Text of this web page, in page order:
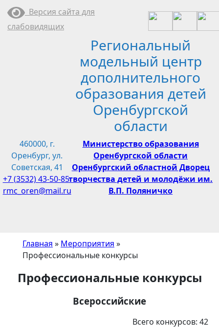
Перейти
содержимому
Версия сайта для
слабовидящих
Региональный
модельный центр
дополнительного
образования детей
Оренбургской
области
460000, г.
Оренбург, ул.
Советская, 41
+7 (3532) 43-50-85
rmc_oren@mail.ru
Министерство образования
Оренбургской области
Оренбургский областной Дворец
творчества детей и молодёжи им.
В.П. Поляничко
Главная » Мероприятия »
Профессиональные конкурсы
Профессиональные конкурсы
Всероссийские
Всего конкурсов: 42